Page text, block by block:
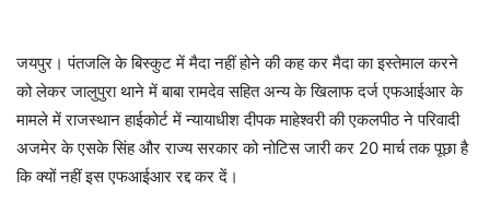
जयपुर। पंतजलि के बिस्कुट में मैदा नहीं होने की कह कर मैदा का इस्तेमाल करने
को लेकर जालुपुरा थाने में बाबा रामदेव सहित अन्य के खिलाफ दर्ज एफआईआर के
मामले में राजस्थान हाईकोर्ट में न्यायाधीश दीपक माहेश्वरी की एकलपीठ ने परिवादी
अजमेर के एसके सिंह और राज्य सरकार को नोटिस जारी कर 20 मार्च तक पूछा है
कि क्यों नहीं इस एफआईआर रद्द कर दें।